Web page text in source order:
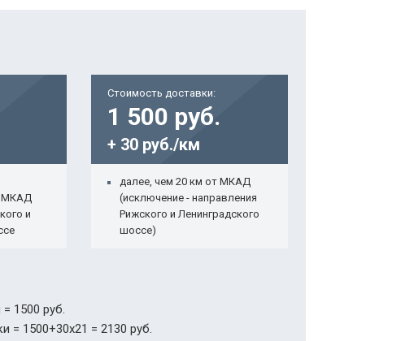
МКАД
и
Стоимость доставки:
1 500 руб.
+ 30 руб./км
далее, чем 20 км от МКАД
(исключение - направления
Рижского и Ленинградского
шоссе)
1500 руб.
1500+30х21 = 2130 руб.